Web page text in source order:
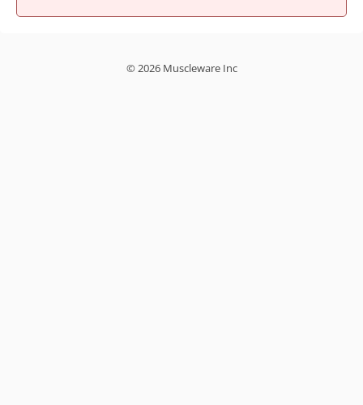
© 2026 Muscleware Inc